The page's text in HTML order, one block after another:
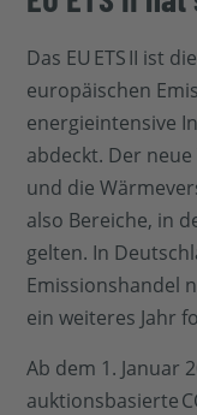
Das EU ETS II ist
europäischen
energieintensive
abdeckt. Der
und die
also Bereiche, in
gelten. In
Emissionshandel
ein weiteres Jahr
Ab dem 1. Januar
auktionsbasierte